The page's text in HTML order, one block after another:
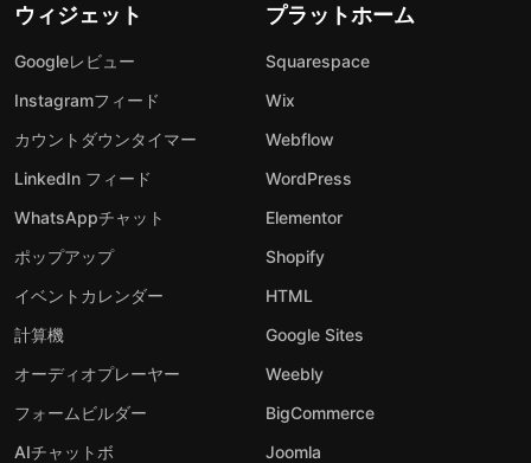
ウィジェット
Googleレビュー
Instagramフィード
カウントダウンタイマー
LinkedIn フィード
WhatsAppチャット
ポップアップ
イベントカレンダー
計算機
オーディオプレーヤー
フォームビルダー
AIチャットボ
プラットホーム
Squarespace
Wix
Webflow
WordPress
Elementor
Shopify
HTML
Google Sites
Weebly
BigCommerce
Joomla